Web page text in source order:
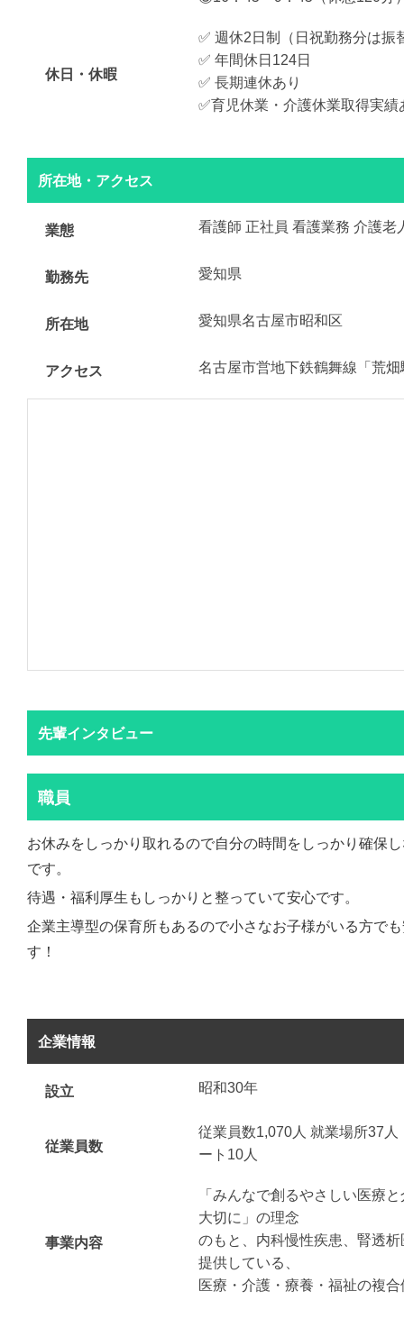
休日・休暇
✅ 週休2日制（日祝勤務分は振
✅ 年間休日124日
✅ 長期連休あり
✅育児休業・介護休業取得実績
所在地・アクセス
業態 看護師 正社員 看護業務 介護老
勤務先 愛知県
所在地 愛知県名古屋市昭和区
アクセス 名古屋市営地下鉄鶴舞線「荒
先輩インタビュー
職員
お休みをしっかり取れるので自分の時間をしっかり確保
です。
待遇・福利厚生もしっかりと整っていて安心です。
企業主導型の保育所もあるので小さなお子様がいる方で
す！
企業情報
設立 昭和30年
従業員数
従業員数1,070人 就業場所37人
ート10人
事業内容
「みんなで創るやさしい医療
大切に」の理念
のもと、内科慢性疾患、腎透
提供している、
医療・介護・療養・福祉の複合